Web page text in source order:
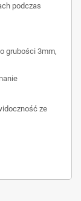
podczas
grubości 3mm,
ze